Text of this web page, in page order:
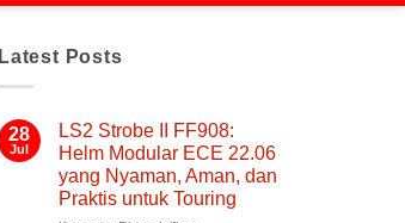
Latest Posts
28
Jul
LS2 Strobe II FF908:
Helm Modular ECE 22.06
yang Nyaman, Aman, dan
Praktis untuk Touring